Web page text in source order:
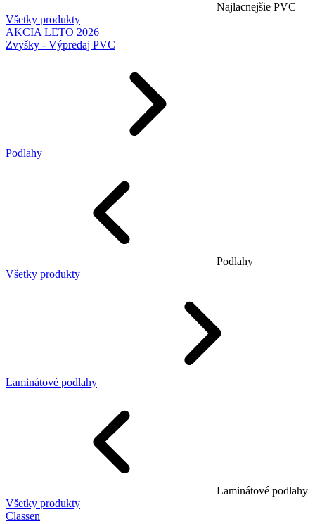
Najlacnejšie PVC
Všetky produkty
AKCIA LETO 2026
Zvyšky - Výpredaj PVC
Podlahy
Podlahy
Všetky produkty
Laminátové podlahy
Laminátové podlahy
Všetky produkty
Classen